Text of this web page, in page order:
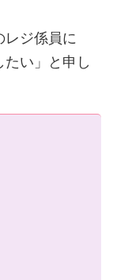
レジ係員に
たい」と申し